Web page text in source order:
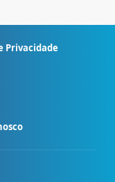
Privacidade